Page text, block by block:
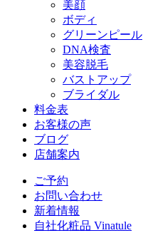
美顔
ボディ
グリーンピール
DNA検査
美容脱毛
バストアップ
ブライダル
料金表
お客様の声
ブログ
店舗案内
ご予約
お問い合わせ
新着情報
自社化粧品 Vinatule